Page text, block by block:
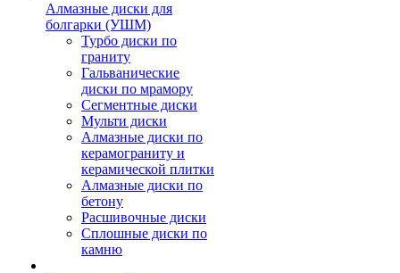
Алмазные диски для
болгарки (УШМ)
Турбо диски по
граниту
Гальванические
диски по мрамору
Сегментные диски
Мульти диски
Алмазные диски по
керамограниту и
керамической плитки
Алмазные диски по
бетону
Расшивочные диски
Сплошные диски по
камню